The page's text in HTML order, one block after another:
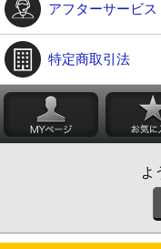
アフターサービ
特定商取引法
よ